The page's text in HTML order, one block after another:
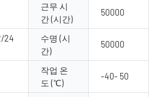
근무 시
간 (시간)
50000
24
수명 (시
간)
50000
작업 온
도 (℃)
-40- 50